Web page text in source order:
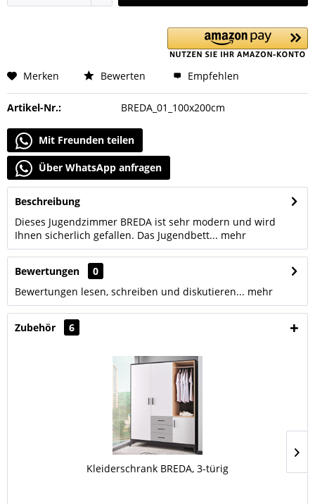
Merken Bewerten Empfehlen
Artikel-Nr.: BREDA_01_100x200cm
Mit Freunden teilen
Über WhatsApp anfragen
Beschreibung
Dieses Jugendzimmer BREDA ist sehr modern und wird
Ihnen sicherlich gefallen. Das Jugendbett... mehr
Bewertungen
0
Bewertungen lesen, schreiben und diskutieren... mehr
Zubehör 6
Kleiderschrank BREDA, 3-türig